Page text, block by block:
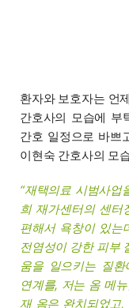
환자와 보호자는 언
간호사의 모습에 부
간호 일정으로 바쁘
이현숙 간호사의 모
“재택의료 시범사
희 재가센터의 센터
편해서 욕창이 있는
전염성이 강한 피부
움을 일으키는 질
연계를, 저는 옴 메
재 옴은 완치되었고